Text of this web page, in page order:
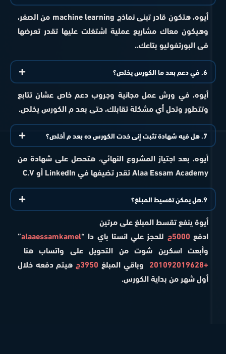
أيوه، هتكون قادر تبنى نماذج machine learning من الصفر،
وهيكون معاك مشاريع عملية اشتغلت عليها تقدر تعرضها
فى البورتفوليو بتاعك..
6. في دعم بعد ما الكورس يخلص؟
أيوه، في ورش عمل مجانية وجروب دعم خاص عشان تتابع
وتتطور وتحل أي مشكلة تقابلك، حتى بعد م الكورس يخلص.
7. هل فيه شهادة تثبت إنى خدت الكورس ده بعد م أخلص؟
أيوه، بعد اجتياز المشروع النهائي، هتحصل على شهادة من
Alaa Essam Academy تقدر تضيفها في LinkedIn أو C.V
9.هل يمكن تقسيط المبلغ؟
أيوة ينفع تقسط المبلغ على مرتين
ادفع 5000ج للحجز علي انستا باي دا “alaaessamkamel
”
وأبعت اسكرين شوت من التحويل على واتساب هنا
+201092019628
وباقي المبلغ 3950ج
هيتم دفعه خلال
أول شهر من بداية الكورس.